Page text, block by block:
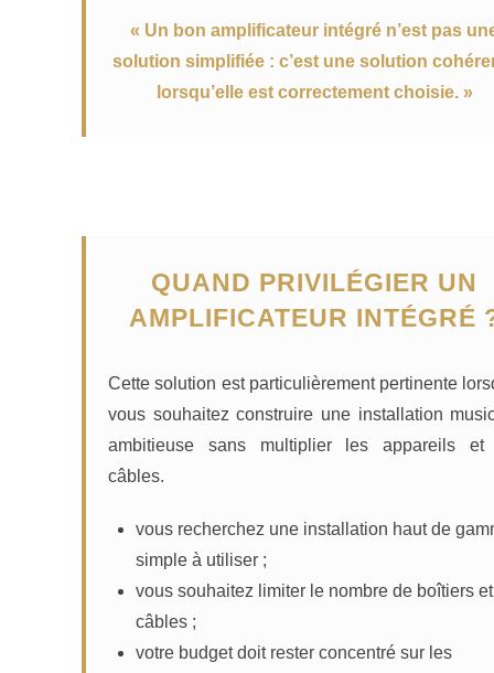
« Un bon amplificateur intégré n’est pas
solution simplifiée : c’est une solution
lorsqu’elle est correctement choisie. »
QUAND PRIVILÉGIER UN
AMPLIFICATEUR INTÉGRÉ
Cette solution est particulièrement pertinente
vous souhaitez construire une installation
ambitieuse sans multiplier les appareils et
câbles.
vous recherchez une installation haut de
simple à utiliser ;
vous souhaitez limiter le nombre de boîtiers
câbles ;
votre budget doit rester concentré sur les